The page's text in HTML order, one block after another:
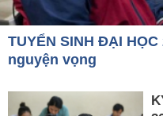
TUYỂN SINH ĐẠI
nguyện vọng